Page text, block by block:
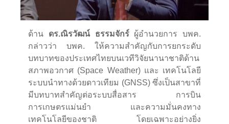
ด้าน ดร.ณิรวัฒน์ ธรรมจักร์ผู้อำนวยการ บพค.
กล่าวว่า บพค. ให้ความสำคัญกับการยกระดับ
บทบาทของประเทศไทยบนเวทีวิจัยนานาชาติด้าน
สภาพอวกาศ (Space Weather) และ เทคโนโลยี
ระบบนำทางด้วยดาวเทียม (GNSS) ซึ่งเป็นสาขาที่
มีบทบาทสำคัญต่อระบบสื่อสาร การบิน
การเกษตรแม่นยำ และความมั่นคงทาง
เทคโนโลยีของชาติ โดยเฉพาะอย่างยิ่ง